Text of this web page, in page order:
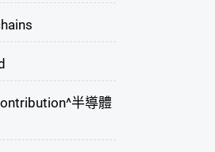
半導體